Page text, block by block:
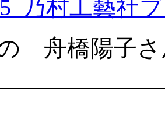
乃村工藝社
舟橋陽子